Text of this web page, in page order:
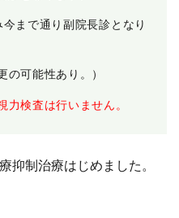
まで通り副院長診となり
の可能性あり。）
力検査は行いません 。
抑制治療はじめました。